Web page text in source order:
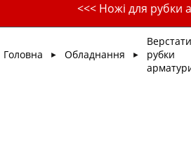
<<< Ножі для рубки
Головна ► Обладнання ►
Верстати
рубки